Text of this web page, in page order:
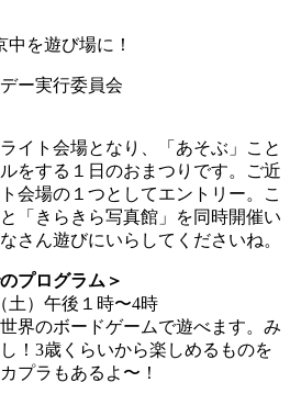
を遊び場に！
ー実行委員会
イト会場となり、「あそぶ」こと
をする１日のおまつりです。ご近
会場の１つとしてエントリー。こ
「きらきら写真館」を同時開催い
さん遊びにいらしてくださいね。
プログラム＞
土）午後１時〜4時
界のボードゲームで遊べます。み
！3歳くらいから楽しめるものを
プラもあるよ〜！